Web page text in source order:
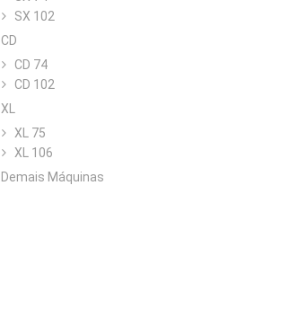
SX 102
CD
CD 74
CD 102
XL
XL 75
XL 106
Demais Máquinas